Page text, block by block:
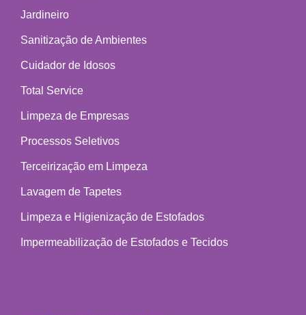
Jardineiro
Sanitização de Ambientes
Cuidador de Idosos
Total Service
Limpeza de Empresas
Processos Seletivos
Terceirização em Limpeza
Lavagem de Tapetes
Limpeza e Higienização de Estofados
Impermeabilização de Estofados e Tecidos